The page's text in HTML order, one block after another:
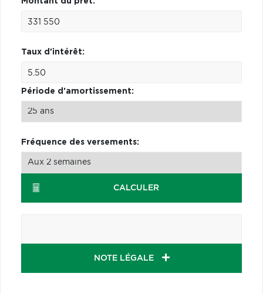
Taux d'intérêt:
Période d'amortissement:
Fréquence des versements:
CALCULER
NOTE LÉGALE